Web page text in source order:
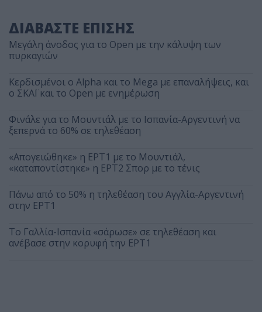
ΔΙΑΒΑΣΤΕ ΕΠΙΣΗΣ
Μεγάλη άνοδος για το Open με την κάλυψη των
πυρκαγιών
Κερδισμένοι ο Alpha και το Mega με επαναλήψεις, και
ο ΣΚΑΪ και το Open με ενημέρωση
Φινάλε για το Μουντιάλ με το Ισπανία-Αργεντινή να
ξεπερνά το 60% σε τηλεθέαση
«Απογειώθηκε» η ΕΡΤ1 με το Μουντιάλ,
«καταποντίστηκε» η ΕΡΤ2 Σπορ με το τένις
Πάνω από το 50% η τηλεθέαση του Αγγλία-Αργεντινή
στην ΕΡΤ1
Το Γαλλία-Ισπανία «σάρωσε» σε τηλεθέαση και
ανέβασε στην κορυφή την ΕΡΤ1